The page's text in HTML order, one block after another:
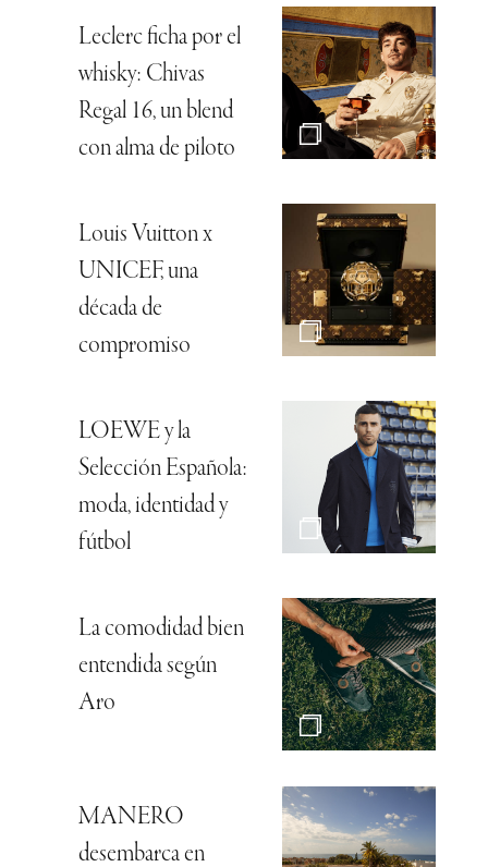
Leclerc ficha por el
whisky: Chivas
Regal 16, un blend
con alma de piloto
Louis Vuitton x
UNICEF, una
década de
compromiso
LOEWE y la
Selección Española:
moda, identidad y
fútbol
La comodidad bien
entendida según
Aro
MANERO
desembarca en